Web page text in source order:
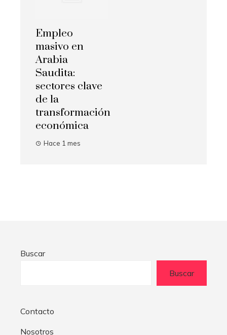
Empleo
masivo en
Arabia
Saudita:
sectores clave
de la
transformación
económica
Hace 1 mes
Buscar
Buscar
Contacto
Nosotros